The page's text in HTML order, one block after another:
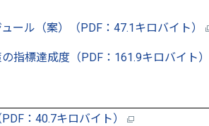
ール（案）（PDF：47.1キロバイト）
指標達成度（PDF：161.9キロバイト）
：40.7キロバイト）